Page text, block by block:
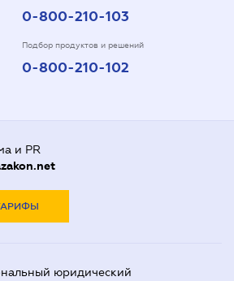
0-800-210-103
Подбор продуктов и решений
0-800-210-102
и PR
юридический